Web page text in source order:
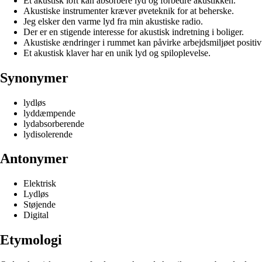
Akustiske instrumenter kræver øveteknik for at beherske.
Jeg elsker den varme lyd fra min akustiske radio.
Der er en stigende interesse for akustisk indretning i boliger.
Akustiske ændringer i rummet kan påvirke arbejdsmiljøet
Et akustisk klaver har en unik lyd og spiloplevelse.
Synonymer
lydløs
lyddæmpende
lydabsorberende
lydisolerende
Antonymer
Elektrisk
Lydløs
Støjende
Digital
Etymologi